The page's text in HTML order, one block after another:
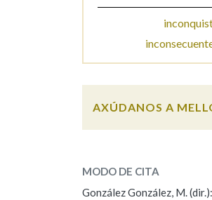
AXÚDANOS A
ESCOLLE UNHA
MODO DE CITA
González González, M.